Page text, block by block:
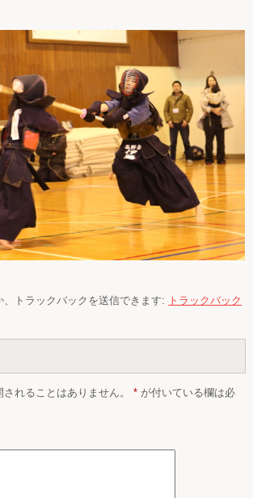
、トラックバックを送信できます: トラックバック
れることはありません。 * が付いている欄は必